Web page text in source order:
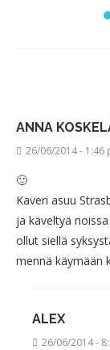
ANNA
26/06/2014 - 1:46
🙂
Kaveri asuu
ja käveltyä
ollut siellä
mennä käymään
ALEX
26/06/2014 -